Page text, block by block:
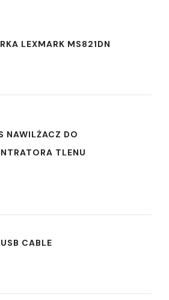
LEXMARK MS821DN
NAWILŻACZ DO
TLENU
CABLE